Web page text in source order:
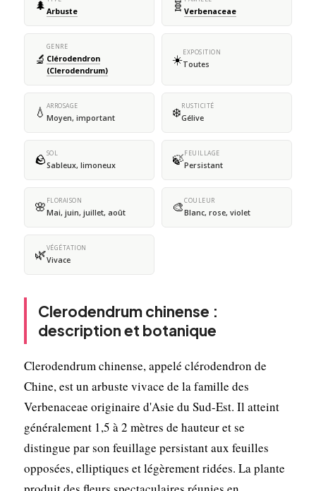
🌲 Arbuste 🧬 Verbenaceae
🔬
GENRE
Clérodendron
(Clerodendrum)
☀️EXPOSITION
Toutes
💧 ARROSAGE
Moyen, important ❄️RUSTICITÉ
Gélive
🪨SOL
Sableux, limoneux 🍃FEUILLAGE
Persistant
🌸 FLORAISON
Mai, juin, juillet, août 🎨COULEUR
Blanc, rose, violet
🌿VÉGÉTATION
Vivace
Clerodendrum chinense :
description et botanique
Clerodendrum chinense, appelé clérodendron de
Chine, est un arbuste vivace de la famille des
Verbenaceae originaire d'Asie du Sud-Est. Il atteint
généralement 1,5 à 2 mètres de hauteur et se
distingue par son feuillage persistant aux feuilles
opposées, elliptiques et légèrement ridées. La plante